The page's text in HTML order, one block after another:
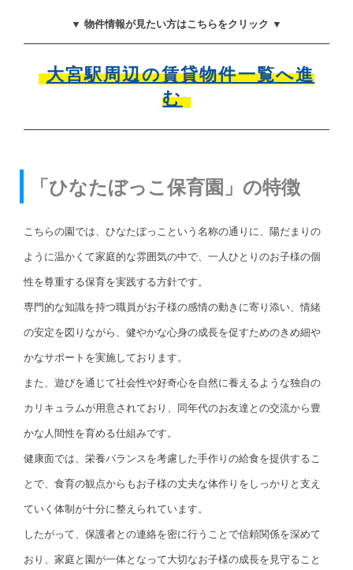
▼ 物件情報が見たい方はこちらをクリック ▼
大宮駅周辺の賃貸物件一覧へ進
む
「ひなたぼっこ保育園」の特徴
こちらの園では、ひなたぼっこという名称の通りに、陽だまりの
ように温かくて家庭的な雰囲気の中で、一人ひとりのお子様の個
性を尊重する保育を実践する方針です。
専門的な知識を持つ職員がお子様の感情の動きに寄り添い、情緒
の安定を図りながら、健やかな心身の成長を促すためのきめ細や
かなサポートを実施しております。
また、遊びを通じて社会性や好奇心を自然に養えるような独自の
カリキュラムが用意されており、同年代のお友達との交流から豊
かな人間性を育める仕組みです。
健康面では、栄養バランスを考慮した手作りの給食を提供するこ
とで、食育の観点からもお子様の丈夫な体作りをしっかりと支え
ていく体制が十分に整えられています。
したがって、保護者との連絡を密に行うことで信頼関係を深めて
おり、家庭と園が一体となって大切なお子様の成長を見守ること